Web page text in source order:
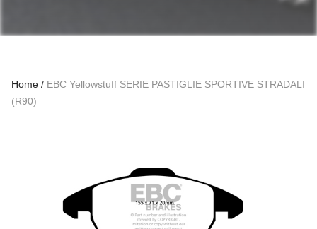
Home
EBC Yellowstuff SERIE PASTIGLIE SPORTIVE STRADALI
(R90)